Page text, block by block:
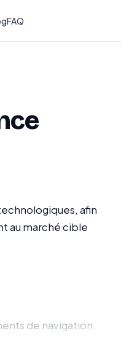
FAQ
afin
au marché cible
de navigation.